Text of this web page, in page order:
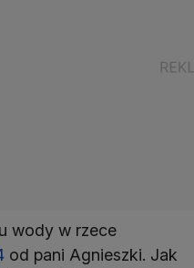
wody w rzece
od pani Agnieszki. Jak